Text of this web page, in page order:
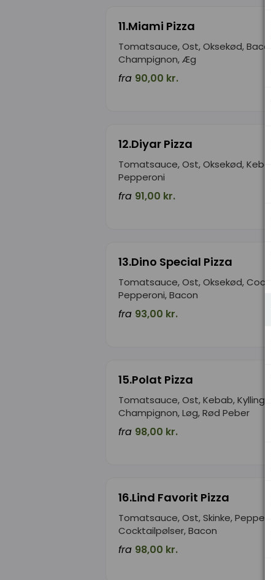
11.Miami Pizza
Tomatsauce, Ost, Oksekød,
Champignon, Æg
fra 90,00 kr.
12.Diyar Pizza
Tomatsauce, Ost, Oksekød,
Pepperoni
fra 91,00 kr.
13.Dino Special Pizza
Tomatsauce, Ost, Oksekød,
Pepperoni, Bacon
fra 93,00 kr.
15.Polat Pizza
Tomatsauce, Ost, Kebab, Kylling,
Champignon, Løg, Rød Peber
fra 98,00 kr.
16.Lind Favorit Pizza
Tomatsauce, Ost, Skinke,
Cocktailpølser, Bacon
fra 98,00 kr.